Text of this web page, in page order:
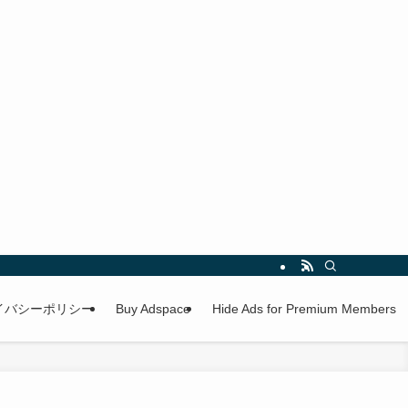
バシーポリシー Buy Adspace Hide Ads for Premium Members